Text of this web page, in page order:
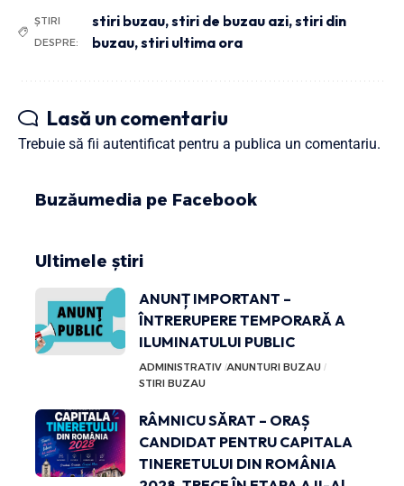
ȘTIRI
DESPRE:
stiri buzau,stiri de buzau azi,stiri din
buzau,stiri ultima ora
Lasă un comentariu
Trebuie să fii autentificat pentru a publica un comentariu.
Buzăumedia pe Facebook
Ultimele știri
ANUNȚ IMPORTANT –
ÎNTRERUPERE TEMPORARĂ A
ILUMINATULUI PUBLIC
ADMINISTRATIV ANUNTURI BUZAU
STIRI BUZAU
RÂMNICU SĂRAT – ORAȘ
CANDIDAT PENTRU CAPITALA
TINERETULUI DIN ROMÂNIA